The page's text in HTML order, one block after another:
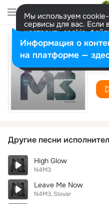
Мы используем
сервисы для вас. Если
настроить cookie-
представитель.
Разрешить все
Другие песни
High Glow
N4M3
Leave Me Now
N4M3 Slovar
Информация о
на платформе —